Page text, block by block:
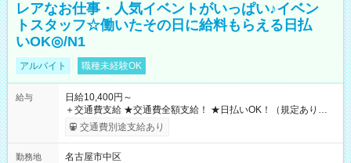
レアなお仕事・人気イベントがいっぱい♪イベン
トスタッフ☆働いたその日に給料もらえる日払
いOK◎/N1
アルバイト 職種未経験OK
給与
日給10,400円～
＋交通費支給 ★交通費全額支給！ ★日払いOK！（規定あり） ┗
働いたその日に現金GET♪ お仕事後はコンビニATMから 日払
交通費別途支給あり
勤務地
名古屋市中区